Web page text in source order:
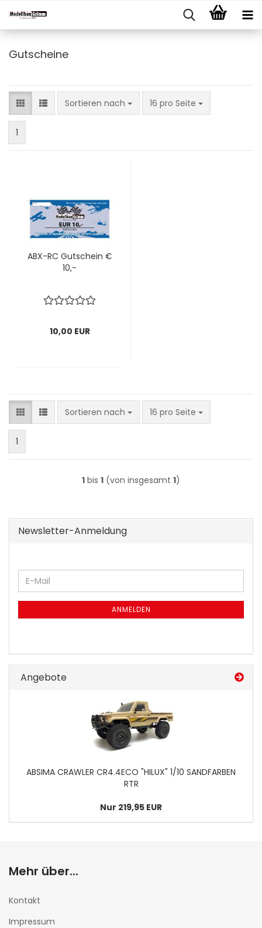
Gutscheine
Sortieren nach
Sortieren nach 16 pro Seite
pro Seite
1
ABX-RC Gutschein €
10,-
10,00 EUR
Sortieren nach
Sortieren nach 16 pro Seite
pro Seite
1
1 bis 1 (von insgesamt 1)
Newsletter-Anmeldung
WEITER
ZUR
NEWSLETTER-
E-
Mail
ANMELDEN
Angebote
ABSIMA CRAWLER CR4.4ECO "HILUX" 1/10 SANDFARBEN
RTR
Nur 219,95 EUR
Mehr über...
Kontakt
Impressum